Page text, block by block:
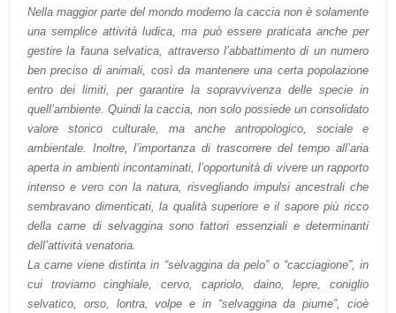
Nella maggior parte del mondo moderno la caccia non è solamente
una semplice attività ludica, ma può essere praticata anche per
gestire la fauna selvatica, attraverso l’abbattimento di un numero
ben preciso di animali, così da mantenere una certa popolazione
entro dei limiti, per garantire la sopravvivenza delle specie in
quell’ambiente. Quindi la caccia, non solo possiede un consolidato
valore storico culturale, ma anche antropologico, sociale e
ambientale. Inoltre, l’importanza di trascorrere del tempo all’aria
aperta in ambienti incontaminati, l’opportunità di vivere un rapporto
intenso e vero con la natura, risvegliando impulsi ancestrali che
sembravano dimenticati, la qualità superiore e il sapore più ricco
della carne di selvaggina sono fattori essenziali e determinanti
dell’attività venatoria.
La carne viene distinta in “selvaggina da pelo” o “cacciagione”, in
cui troviamo cinghiale, cervo, capriolo, daino, lepre, coniglio
selvatico, orso, lontra, volpe e in “selvaggina da piume”, cioè